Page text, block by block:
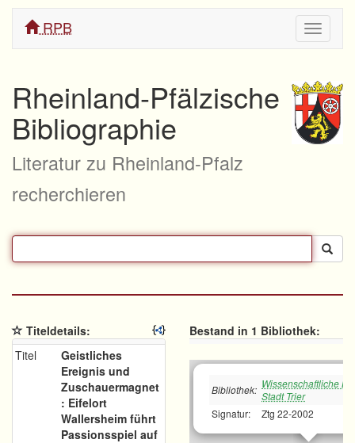
ein/
RPB
Rheinland-Pfälzische
Bibliographie
Literatur zu Rheinland-Pfalz
recherchieren
Titeldetails:
Titel
Geistliches
Ereignis und
Zuschauermagnet
: Eifelort
Wallersheim führt
Passionsspiel auf
Bestand in 1 Bibliothek:
Bibliothek: Wissenschaftliche
Stadt Trier
Signatur:
Ztg 22-2002